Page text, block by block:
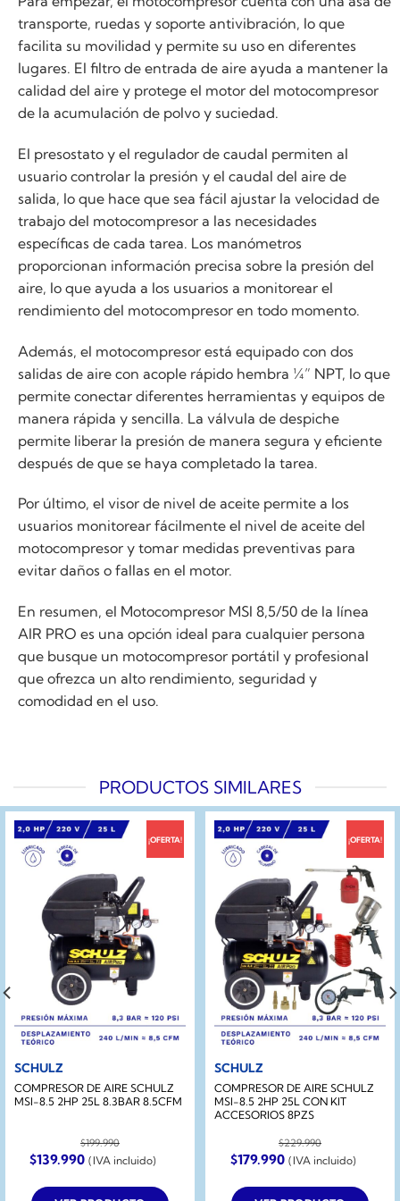
transporte, ruedas y soporte antivibración, lo que
facilita su movilidad y permite su uso en diferentes
lugares. El filtro de entrada de aire ayuda a mantener la
calidad del aire y protege el motor del motocompresor
de la acumulación de polvo y suciedad.
El presostato y el regulador de caudal permiten al
usuario controlar la presión y el caudal del aire de
salida, lo que hace que sea fácil ajustar la velocidad de
trabajo del motocompresor a las necesidades
específicas de cada tarea. Los manómetros
proporcionan información precisa sobre la presión del
aire, lo que ayuda a los usuarios a monitorear el
rendimiento del motocompresor en todo momento.
Además, el motocompresor está equipado con dos
salidas de aire con acople rápido hembra ¼” NPT, lo que
permite conectar diferentes herramientas y equipos de
manera rápida y sencilla. La válvula de despiche
permite liberar la presión de manera segura y eficiente
después de que se haya completado la tarea.
Por último, el visor de nivel de aceite permite a los
usuarios monitorear fácilmente el nivel de aceite del
motocompresor y tomar medidas preventivas para
evitar daños o fallas en el motor.
En resumen, el Motocompresor MSI 8,5/50 de la línea
AIR PRO es una opción ideal para cualquier persona
que busque un motocompresor portátil y profesional
que ofrezca un alto rendimiento, seguridad y
comodidad en el uso.
PRODUCTOS SIMILARES
¡OFERTA!
SCHULZ
COMPRESOR DE AIRE SCHULZ
MSI-8.5 2HP 25L 8.3BAR 8.5CFM
$199.990
El
precio
original
era:
$139.990El
precio
actual
es:
(IVA incluido)
¡OFERTA!
SCHULZ
COMPRESOR DE AIRE SCHULZ
MSI-8.5 2HP 25L CON KIT
ACCESORIOS 8PZS
$229.990
El
precio
original
era:
$179.990El
precio
actual
es:
(IVA incluido)